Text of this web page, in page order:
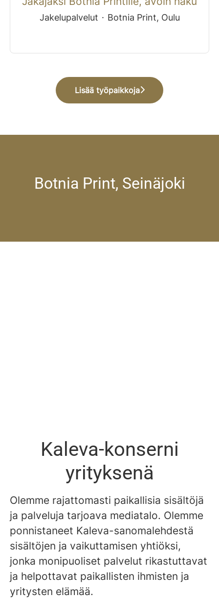
Jakelupalvelut · Botnia Print, Oulu
Lisää työpaikkoja
Botnia Print, Seinäjoki
Kaleva-konserni
yrityksenä
Olemme rajattomasti paikallisia sisältöjä
ja palveluja tarjoava mediatalo. Olemme
ponnistaneet Kaleva-sanomalehdestä
sisältöjen ja vaikuttamisen yhtiöksi,
jonka monipuoliset palvelut rikastuttavat
ja helpottavat paikallisten ihmisten ja
yritysten elämää.